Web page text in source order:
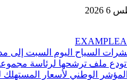
السياح اليوم السبت إلى
تودع ملف ترشحها لرئاسة مجموعة
الوطني لأسعار المستهلك لشهر